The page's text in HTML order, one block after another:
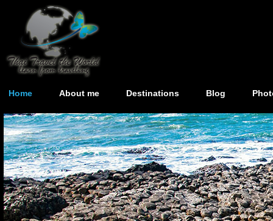
Home About me Destinations Blog